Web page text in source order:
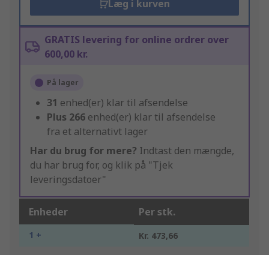
Læg i kurven
GRATIS levering for online ordrer over
600,00 kr.
På lager
31 enhed(er) klar til afsendelse
Plus 266 enhed(er) klar til afsendelse
fra et alternativt lager
Har du brug for mere? Indtast den mængde,
du har brug for, og klik på "Tjek
leveringsdatoer"
Enheder Per stk.
1 + Kr. 473,66